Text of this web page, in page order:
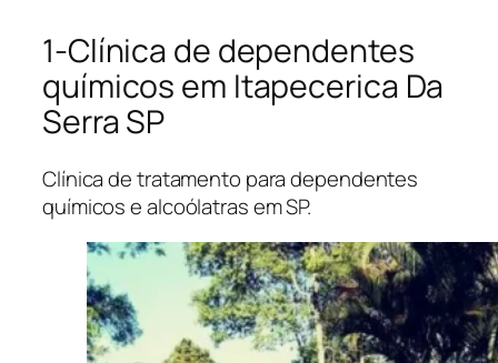
1-Clínica de dependentes
químicos em Itapecerica Da
Serra SP
Clínica de tratamento para dependentes
químicos e alcoólatras em SP.